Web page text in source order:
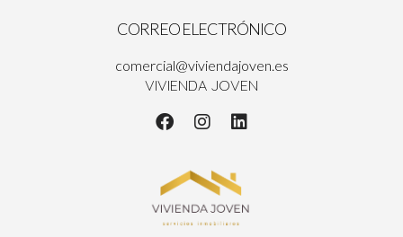
CORREO ELECTRÓNICO
comercial@viviendajoven.es
VIVIENDA JOVEN